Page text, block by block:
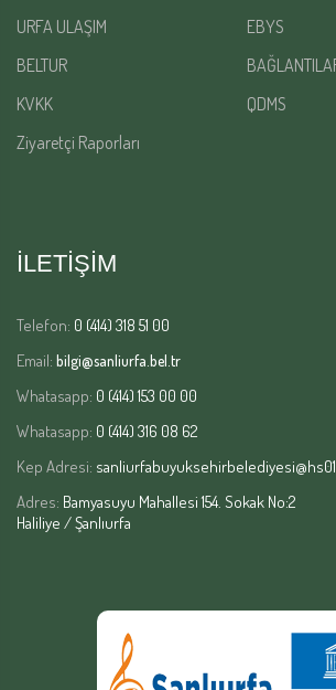
URFA ULAŞIM
EBYS
BELTUR
KVKK
QDMS
Ziyaretçi Raporları
İLETİŞİM
Telefon: 0 (414) 318 51 00
Email: bilgi@sanliurfa.bel.tr
Whatasapp: 0 (414) 153 00 00
Whatasapp: 0 (414) 316 08 62
Kep Adresi:
Adres: Bamyasuyu Mahallesi 154. Sokak No:2
Haliliye / Şanlıurfa